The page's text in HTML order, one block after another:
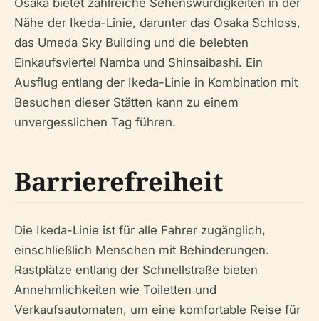
Nähe der Ikeda-Linie, darunter das Osaka Schloss,
das Umeda Sky Building und die belebten
Einkaufsviertel Namba und Shinsaibashi. Ein
Ausflug entlang der Ikeda-Linie in Kombination mit
Besuchen dieser Stätten kann zu einem
unvergesslichen Tag führen.
Barrierefreiheit
Die Ikeda-Linie ist für alle Fahrer zugänglich,
einschließlich Menschen mit Behinderungen.
Rastplätze entlang der Schnellstraße bieten
Annehmlichkeiten wie Toiletten und
Verkaufsautomaten, um eine komfortable Reise für